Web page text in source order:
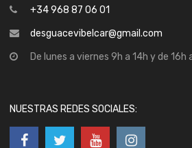
+34 968 87 06 01
desguacevibelcar@gmail.com
De lunes a viernes 9h a 14h y de 16h
NUESTRAS REDES SOCIALES: